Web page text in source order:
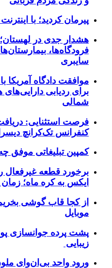
پیرمان کردید؛ با
هشدار جدی در
فرودگاه‌ها،
سایبری
موافقت دادگاه
شمالی
کنفرانس تک‌کرانچ دیسراپت
کمپین تبلیغاتی موفق
ایکس به کره ماه؛
از کجا قاب گوشی
موبایل
پشت پرده جوانسازی
زیبایی
ورود واحد بی‌ان‌وای